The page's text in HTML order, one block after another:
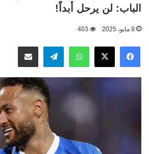
الباب: لن يرحل أبداً!
9 مايو، 2025 403
فيسبوك
‫X واتسابتيلقراممشاركة عبر البريد